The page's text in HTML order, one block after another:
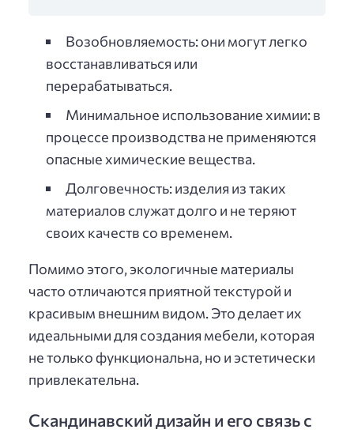
Возобновляемость: они могут легко
восстанавливаться или
перерабатываться.
Минимальное использование химии: в
процессе производства не применяются
опасные химические вещества.
Долговечность: изделия из таких
материалов служат долго и не теряют
своих качеств со временем.
Помимо этого, экологичные материалы
часто отличаются приятной текстурой и
красивым внешним видом. Это делает их
идеальными для создания мебели, которая
не только функциональна, но и эстетически
привлекательна.
Скандинавский дизайн и его связь с